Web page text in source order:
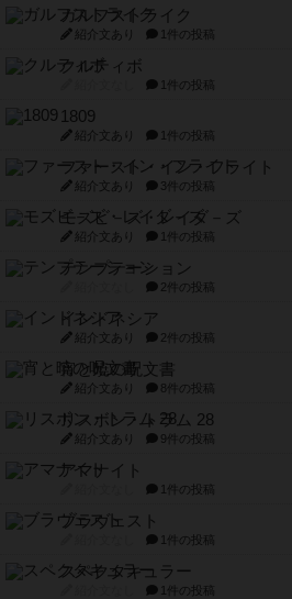
ガルフストライク
紹介文あり 1件の投稿
クルティボ
1件の投稿
1809
紹介文あり 1件の投稿
ファースト・イン・フライト
紹介文あり 3件の投稿
モズビ－ズ・レイダ－ズ
紹介文あり 1件の投稿
テンプテーション
2件の投稿
インドネシア
紹介文あり 2件の投稿
宵と暁の呪文書
紹介文あり 8件の投稿
リスボン・トラム 28
紹介文あり 9件の投稿
アマナイト
1件の投稿
ブラヴェスト
1件の投稿
スペクタキュラー
1件の投稿